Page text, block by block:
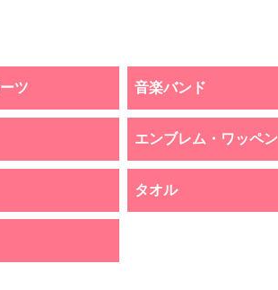
ツ 音楽バンド
エンブレム・ワッペン
タオル